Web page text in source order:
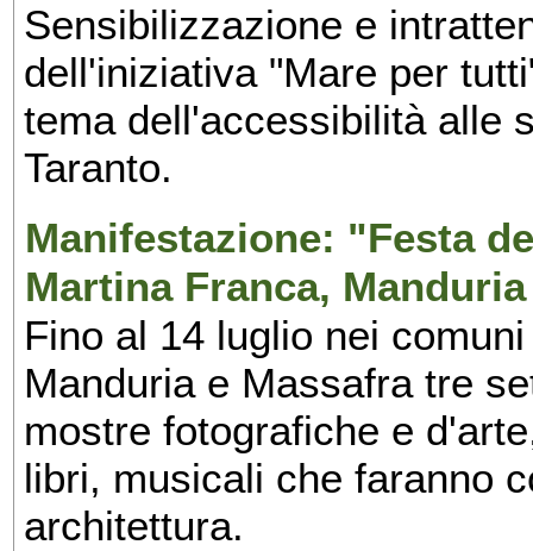
Sensibilizzazione e
dell'iniziativa "Mare per
tema dell'accessibilità alle
Taranto.
Manifestazione: "Festa
Martina Franca,
Fino al 14 luglio nei
Manduria e Massafra tre
mostre fotografiche e
libri, musicali che faranno
architettura.